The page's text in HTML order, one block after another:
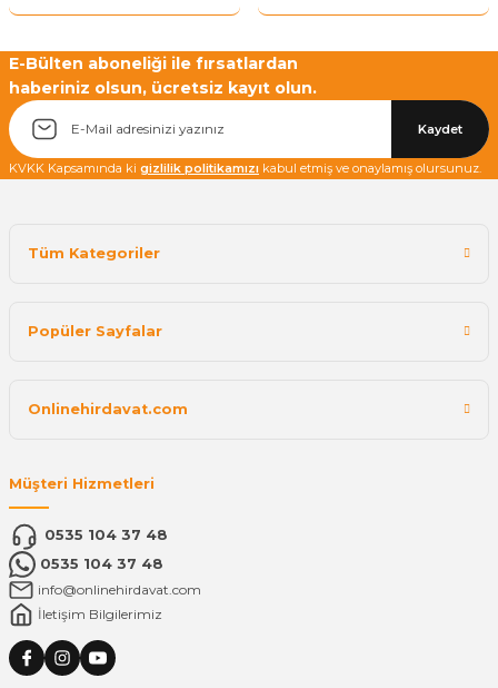
E-Bülten aboneliği ile fırsatlardan
haberiniz olsun, ücretsiz kayıt olun.
Kaydet
KVKK Kapsamında ki gizlilik politikamızı kabul etmiş ve onaylamış olursunuz.
Tüm Kategoriler
Popüler Sayfalar
Onlinehirdavat.com
Müşteri Hizmetleri
0535 104 37 48
0535 104 37 48
info@onlinehirdavat.com
İletişim Bilgilerimiz